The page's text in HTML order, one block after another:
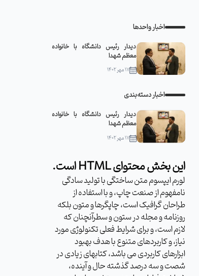
اخبار واحدها
دیدار رئیس دانشگاه با خانواده
معظم شهدا
۱۷ مهر ۱۴۰۲
اخبار دسته‌بندی
دیدار رئیس دانشگاه با خانواده
معظم شهدا
۱۷ مهر ۱۴۰۲
این بخش محتوای HTML است.
لورم ایپسوم متن ساختگی با تولید سادگی
نامفهوم از صنعت چاپ، و با استفاده از
طراحان گرافیک است، چاپگرها و متون بلکه
روزنامه و مجله در ستون و سطرآنچنان که
لازم است، و برای شرایط فعلی تکنولوژی مورد
نیاز، و کاربردهای متنوع با هدف بهبود
ابزارهای کاربردی می باشد، کتابهای زیادی در
شصت و سه درصد گذشته حال و آینده،